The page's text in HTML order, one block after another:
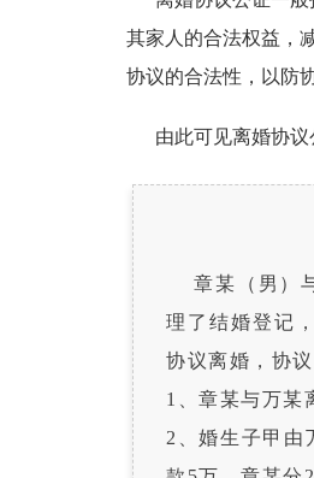
其家人的合法权益，
协议的合法性，以防
由此可见离婚协议
章某（男）与
理了结婚登记
协议离婚，协议
1、章某与万某
2、婚生子甲由